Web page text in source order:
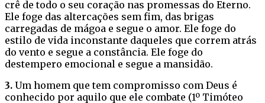
crê de todo o seu coração nas promessas do Eterno.
Ele foge das altercações sem fim, das brigas
carregadas de mágoa e segue o amor. Ele foge do
estilo de vida inconstante daqueles que correm atrás
do vento e segue a constância. Ele foge do
destempero emocional e segue a mansidão.
3. Um homem que tem compromisso com Deus é
conhecido por aquilo que ele combate (1º Timóteo